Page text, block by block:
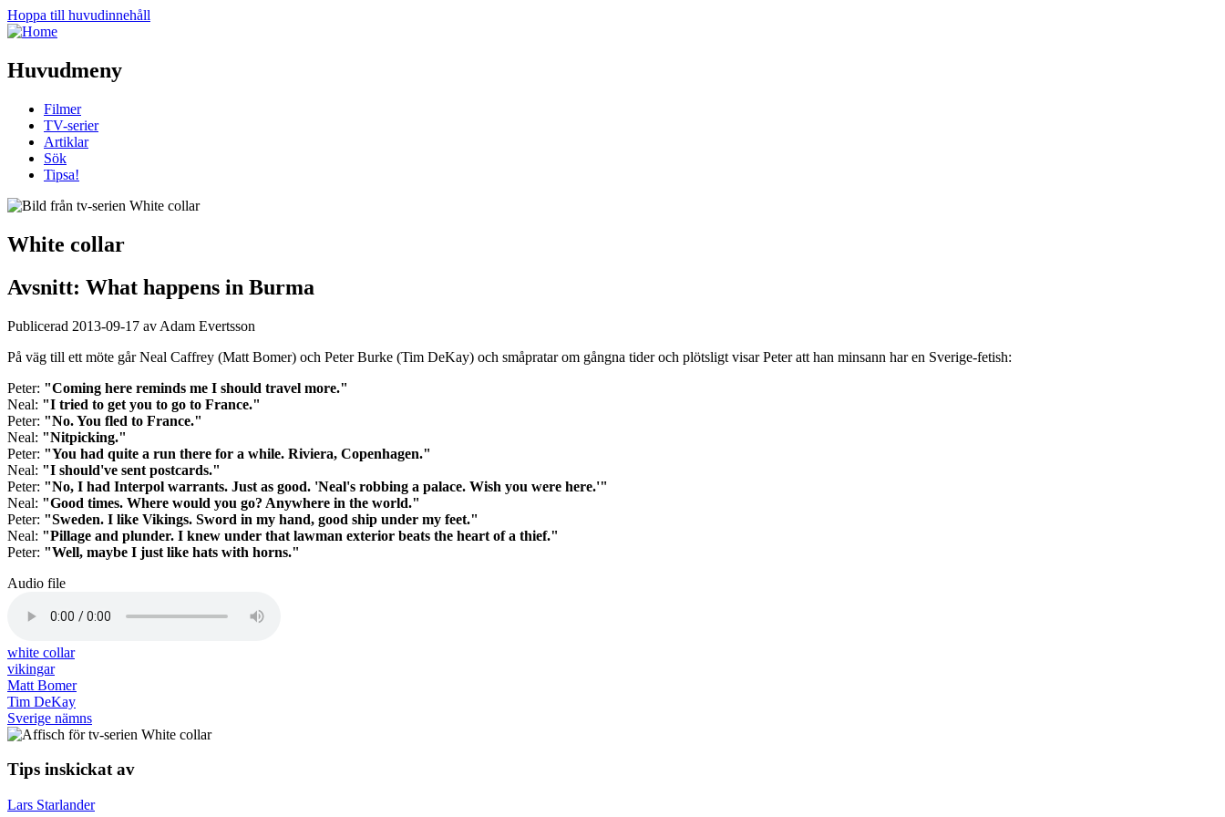
Hoppa till huvudinnehåll
Huvudmeny
Filmer
TV-serier
Artiklar
Sök
Tipsa!
White collar
Avsnitt: What happens in Burma
Publicerad 2013-09-17 av Adam Evertsson
På väg till ett möte går Neal Caffrey (Matt Bomer) och Peter Burke (Tim DeKay) och småpratar om gångna tider och plötsligt visar Peter att han minsann har en Sverige-fetish:
Peter: "Coming here reminds me I should travel more."
Neal: "I tried to get you to go to France."
Peter: "No. You fled to France."
Neal: "Nitpicking."
Peter: "You had quite a run there for a while. Riviera, Copenhagen."
Neal: "I should've sent postcards."
Peter: "No, I had Interpol warrants. Just as good. 'Neal's robbing a palace. Wish you were here.'"
Neal: "Good times. Where would you go? Anywhere in the world."
Peter: "Sweden. I like Vikings. Sword in my hand, good ship under my feet."
Neal: "Pillage and plunder. I knew under that lawman exterior beats the heart of a thief."
Peter: "Well, maybe I just like hats with horns."
Audio file
white collar
vikingar
Matt Bomer
Tim DeKay
Sverige nämns
Tips inskickat av
Lars Starlander